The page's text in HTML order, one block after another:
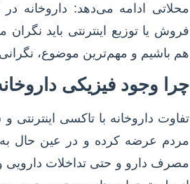
محلاتی ادامه می‌دهد: داروخانه
فروش یا توزیع اینترنتی باید
هم باشیم و مهم‌ترین موضوع،
چرا وجود فیزیکی
تفاوت داروخانه با تاکسی
مردم عرضه کرده و در عین حال
مصرف دارو و حتی تداخلات دارویی و